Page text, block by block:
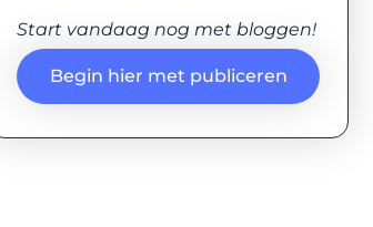
Start vandaag nog met bloggen!
Begin hier met publiceren